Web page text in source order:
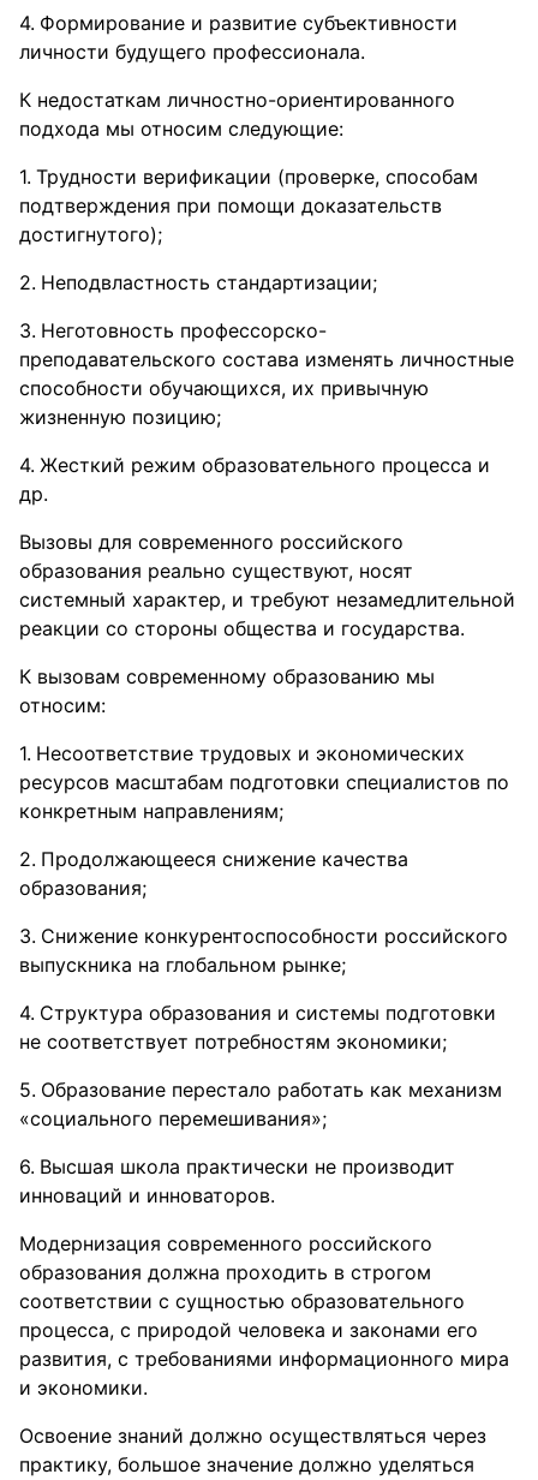
Формирование и развитие субъективности
личности будущего профессионала.
К недостаткам личностно-ориентированного
подхода мы относим следующие:
Трудности верификации (проверке, способам
подтверждения при помощи доказательств
достигнутого);
Неподвластность стандартизации;
Неготовность профессорско-
преподавательского состава изменять личностные
способности обучающихся, их привычную
жизненную позицию;
Жесткий режим образовательного процесса и
др.
Вызовы для современного российского
образования реально существуют, носят
системный характер, и требуют незамедлительной
реакции со стороны общества и государства.
К вызовам современному образованию мы
относим:
Несоответствие трудовых и экономических
ресурсов масштабам подготовки специалистов по
конкретным направлениям;
Продолжающееся снижение качества
образования;
Снижение конкурентоспособности российского
выпускника на глобальном рынке;
Структура образования и системы подготовки
не соответствует потребностям экономики;
Образование перестало работать как механизм
«социального перемешивания»;
Высшая школа практически не производит
инноваций и инноваторов.
Модернизация современного российского
образования должна проходить в строгом
соответствии с сущностью образовательного
процесса, с природой человека и законами его
развития, с требованиями информационного мира
и экономики.
Освоение знаний должно осуществляться через
практику, большое значение должно уделяться